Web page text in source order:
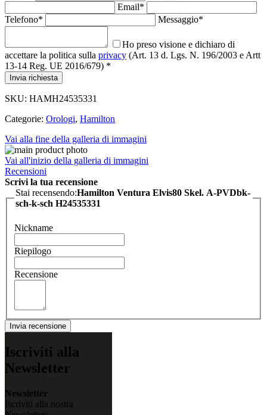
Email*
Telefono*
Messaggio*
Ho preso visione e dichiaro di
accettare la politica sulla privacy (Art. 13 d. Lgs. N. 196/2003 e Artt
13-14 Reg. UE 2016/679) *
Invia richiesta
SKU: HAMH24535331
Categorie: Orologi, Hamilton
Vai alla fine della galleria di immagini
Vai all'inizio della galleria di immagini
Recensioni
Scrivi la tua recensione
Stai recensendo:Hamilton Ventura Elvis80 Skel. A-PVDbk-
sch-k-sch H24535331
Nickname
Riepilogo
Recensione
Invia recensione
Iscriviti alla
Newsletter
Newsletter
Iscriviti alla nostra